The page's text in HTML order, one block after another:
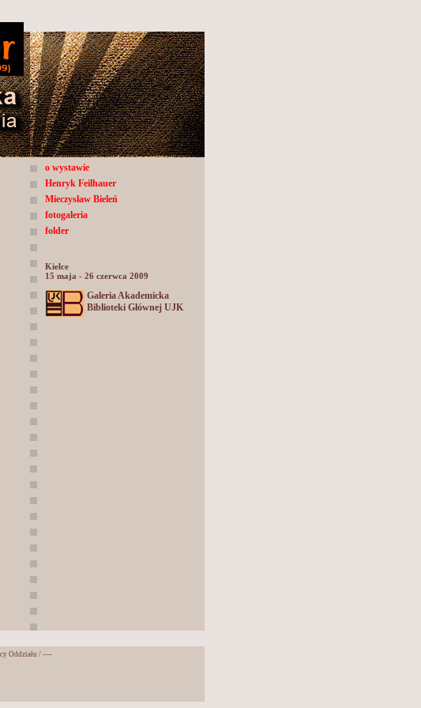
o wystawie
Henryk Feilhauer
Mieczysław Bieleń
fotogaleria
folder
Kielce
15 maja - 26 czerwca 2009
Galeria Akademicka
Biblioteki Głównej UJK
Oddziału / ----